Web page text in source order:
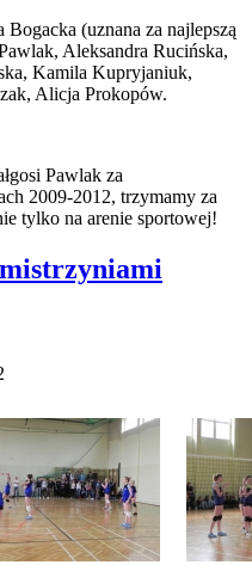
(uznana za najlepszą
Aleksandra Rucińska,
Kamila Kupryjaniuk,
Alicja Prokopów.
Pawlak za
2009-2012, trzymamy za
tylko na arenie sportowej!